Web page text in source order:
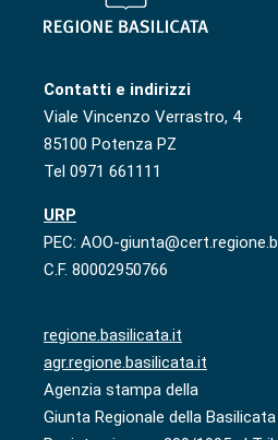
Contatti e indirizzi
Viale Vincenzo Verrastro, 4
85100 Potenza PZ
Tel 0971 661111
URP
PEC: AOO-
C.F. 80002950766
regione.basilicata.it
agr.regione.basilicata.it
Agenzia stampa della
Giunta Regionale della Basilicata